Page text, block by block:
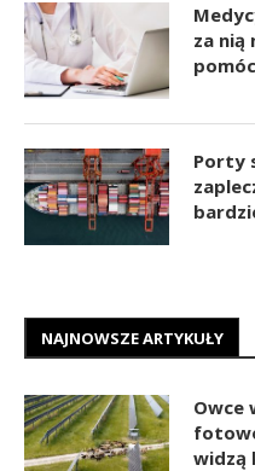
za nią
pomóc
Porty
NAJNOWSZE ARTYKUŁY
Owce
widzą